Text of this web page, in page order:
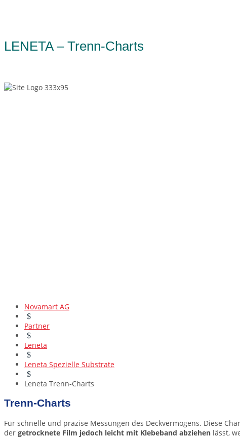
LENETA – Trenn-Charts
Novamart AG
$
Partner
$
Leneta
$
Leneta Spezielle Substrate
$
Leneta Trenn-Charts
Trenn-Charts
Für schnelle und präzise Messungen des Deckvermögens. Diese
der getrocknete Film jedoch leicht mit Klebeband abziehen lässt,